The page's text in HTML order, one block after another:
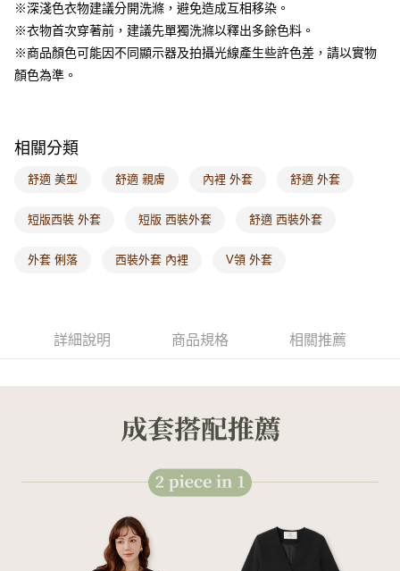
每筆NT$120，滿NT$1,000(含以上)免運費
付款後門市自取
每筆NT$60，滿NT$1,000(含以上)免運費
海外配送-其他亞洲地區
海外配送-歐美地區 查看運費
※深淺色衣物建議分開洗滌，避免造成互相移染。
※衣物首次穿著前，建議先單獨洗滌以釋出多餘色料。
※商品顏色可能因不同顯示器及拍攝光線產生些許色差，請以實物
顏色為準。
相關分類
舒適 美型 舒適 親膚 內裡 外套 舒適 外套
短版西裝 外套 短版 西裝外套 舒適 西裝外套
外套 俐落 西裝外套 內裡 V領 外套
詳細說明 商品規格 相關推薦